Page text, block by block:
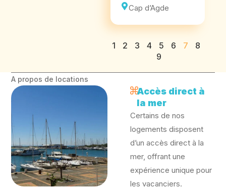
Cap d’Agde
1 2 3 4 5 6 7
8
9
A propos de locations
Accès direct à
la mer
Certains de nos
logements disposent
d’un accès direct à la
mer, offrant une
expérience unique pour
les vacanciers.